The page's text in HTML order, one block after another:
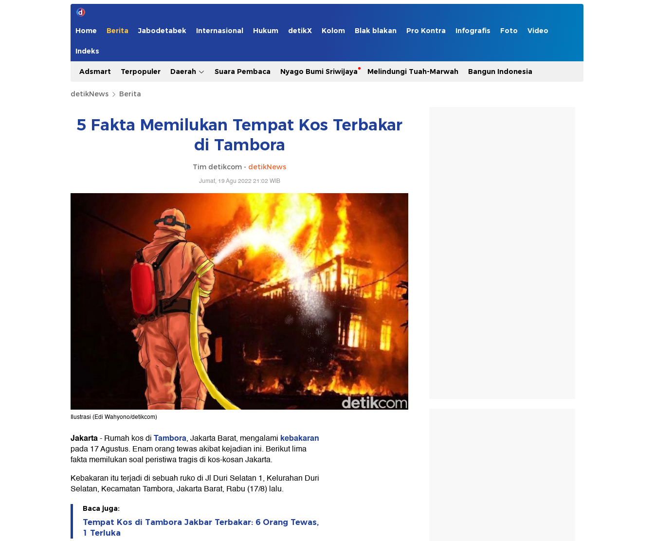
Home Berita Jabodetabek Internasional Hukum detikX Kolom Blak blakan Pro Kontra Infografis Foto Video
Indeks
Adsmart Terpopuler Daerah Suara Pembaca Nyago Bumi Sriwijaya Melindungi Tuah-Marwah Bangun Indonesia
detikNews Berita
5 Fakta Memilukan Tempat Kos Terbakar
di Tambora
Tim detikcom - detikNews
Jumat, 19 Agu 2022 21:02 WIB
Ilustrasi (Edi Wahyono/detikcom)
Jakarta-Rumah kos diTambora, Jakarta Barat, mengalami kebakaran
pada 17 Agustus. Enam orang tewas akibat kejadian ini. Berikut lima
fakta memilukan soal peristiwa tragis di kos-kosan Jakarta.
Kebakaran itu terjadi di sebuah ruko di Jl Duri Selatan 1, Kelurahan Duri
Selatan, Kecamatan Tambora, Jakarta Barat, Rabu (17/8) lalu.
Baca juga:
Tempat Kos di Tambora Jakbar Terbakar: 6 Orang Tewas,
1 Terluka